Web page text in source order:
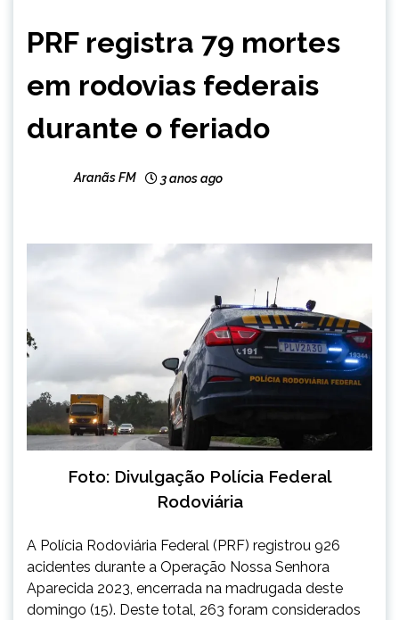
CAPELINHA
GERAIS
PRF registra 79 mortes
em rodovias federais
durante o feriado
Aranãs FM 3 anos ago
Foto: Divulgação Polícia Federal
Rodoviária
A Polícia Rodoviária Federal (PRF) registrou 926
acidentes durante a Operação Nossa Senhora
Aparecida 2023, encerrada na madrugada deste
domingo (15). Deste total, 263 foram considerados